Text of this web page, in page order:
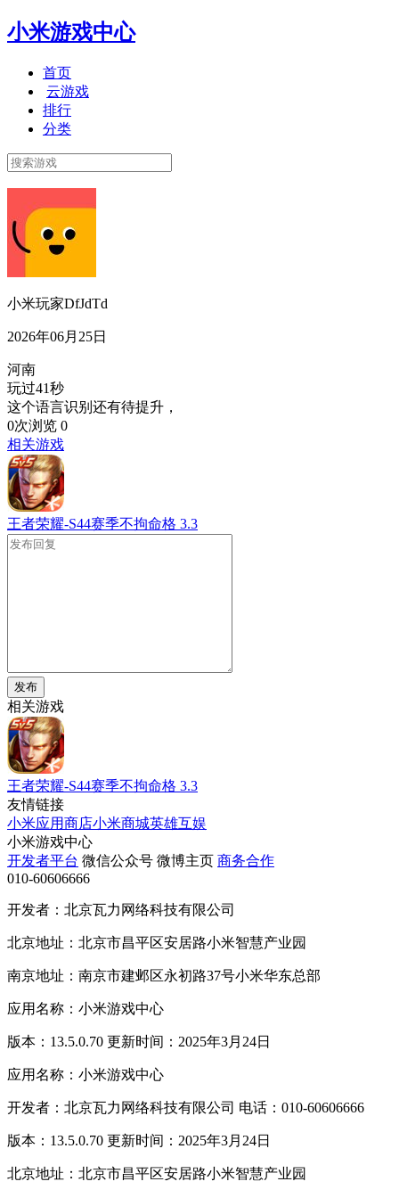
小米游戏中心
首页
云游戏
排行
分类
小米玩家DfJdTd
2026年06月25日
河南
玩过41秒
这个语言识别还有待提升，
0次浏览 0
相关游戏
王者荣耀-S44赛季不拘命格 3.3
发布
相关游戏
王者荣耀-S44赛季不拘命格 3.3
友情链接
小米应用商店小米商城英雄互娱
小米游戏中心
开发者平台 微信公众号 微博主页 商务合作
010-60606666
开发者：北京瓦力网络科技有限公司
北京地址：北京市昌平区安居路小米智慧产业园
南京地址：南京市建邺区永初路37号小米华东总部
应用名称：小米游戏中心
版本：13.5.0.70 更新时间：2025年3月24日
应用名称：小米游戏中心
开发者：北京瓦力网络科技有限公司 电话：010-60606666
版本：13.5.0.70 更新时间：2025年3月24日
北京地址：北京市昌平区安居路小米智慧产业园